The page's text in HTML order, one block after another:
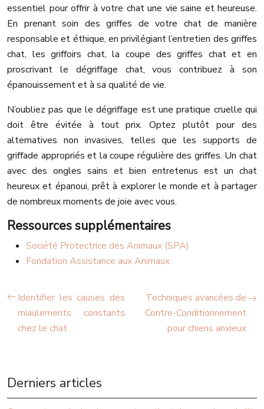
essentiel pour offrir à votre chat une vie saine et heureuse.
En prenant soin des griffes de votre chat de manière
responsable et éthique, en privilégiant l’entretien des griffes
chat, les griffoirs chat, la coupe des griffes chat et en
proscrivant le dégriffage chat, vous contribuez à son
épanouissement et à sa qualité de vie.
N’oubliez pas que le dégriffage est une pratique cruelle qui
doit être évitée à tout prix. Optez plutôt pour des
alternatives non invasives, telles que les supports de
griffade appropriés et la coupe régulière des griffes. Un chat
avec des ongles sains et bien entretenus est un chat
heureux et épanoui, prêt à explorer le monde et à partager
de nombreux moments de joie avec vous.
Ressources supplémentaires
Société Protectrice des Animaux (SPA)
Fondation Assistance aux Animaux
Identifier les causes des
miaulements constants
chez le chat
Techniques avancées de
Contre-Conditionnement
pour chiens anxieux
Derniers articles